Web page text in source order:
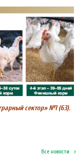
сектор» №1 (63).
Все новости